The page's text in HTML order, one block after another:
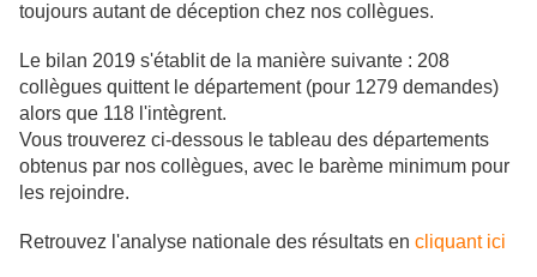
toujours autant de déception chez nos collègues.
Le bilan 2019 s'établit de la manière suivante : 208
collègues quittent le département (pour 1279 demandes)
alors que 118 l'intègrent.
Vous trouverez ci-dessous le tableau des départements
obtenus par nos collègues, avec le barème minimum pour
les rejoindre.
Retrouvez l'analyse nationale des résultats en cliquant ici